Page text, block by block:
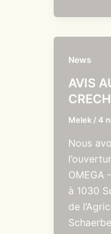
News
AVIS
Melek /4
Nous
OMEGA
à 1030
de